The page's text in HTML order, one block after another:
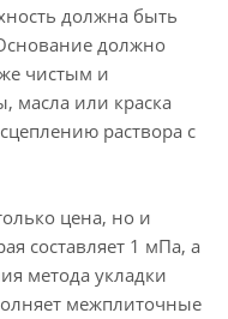
должна быть
должно
чистым и
масла или краска
раствора с
цена, но и
составляет 1 мПа, а
метода укладки
межплиточные